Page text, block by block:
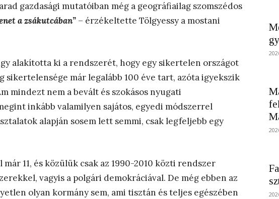
gazdasági mutatóiban még a geográfiailag szomszédos
a zsákutcában” – érzékeltette Tölgyessy a mostani
alakította ki a rendszerét, hogy egy sikertelen országot
már legalább 100 éve tart, azóta igyekszik
mindezt nem a bevált és szokásos nyugati
inkább valamilyen sajátos, egyedi módszerrel
alapján sosem lett semmi, csak legfeljebb egy
11, és közülük csak az 1990-2010 közti rendszer
vagyis a polgári demokráciával. De még ebben az
olyan kormány sem, ami tisztán és teljes egészében